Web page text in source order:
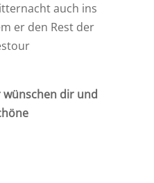
auch ins
er den Rest der
dir und